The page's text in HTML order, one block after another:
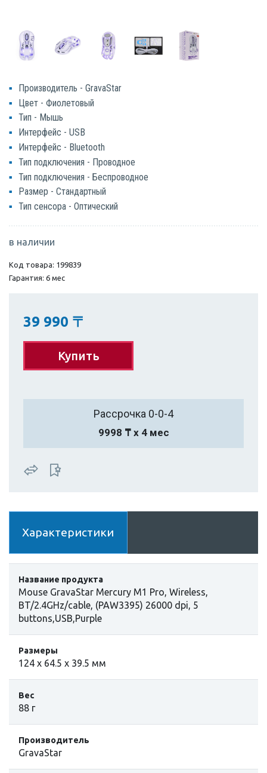
Производитель - GravaStar
Цвет - Фиолетовый
Тип - Мышь
Интерфейс - USB
Интерфейс - Bluetooth
Тип подключения - Проводное
Тип подключения - Беспроводное
Размер - Стандартный
Тип сенсора - Оптический
в наличии
Код товара: 199839
Гарантия: 6 мес
39 990 〒
Купить
Рассрочка 0-0-4
9998 ₸ х 4 мес
Характеристики
Название продукта
Mouse GravaStar Mercury M1 Pro, Wireless,
BT/2.4GHz/cable, (PAW3395) 26000 dpi, 5
buttons,USB,Purple
Размеры
124 x 64.5 x 39.5 мм
Вес
88 г
Производитель
GravaStar